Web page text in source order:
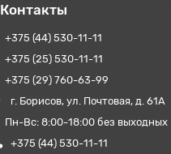
Контакты
+375 (44) 530-11-11
+375 (25) 530-11-11
+375 (29) 760-63-99
г. Борисов, ул. Почтовая, д. 61А
Пн-Вс: 8:00-18:00 без выходных
+375 (44) 530-11-11